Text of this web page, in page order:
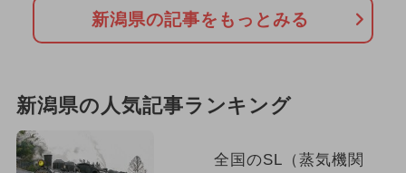
新潟県の記事をもっとみる
新潟県の人気記事ランキング
全国のSL（蒸気機関